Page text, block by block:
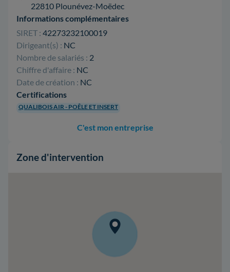
22810 Plounévez-Moëdec
Informations complémentaires
SIRET : 42273232100019
Dirigeant(s) : NC
Nombre de salariés : 2
Chiffre d'affaire : NC
Date de création : NC
Certifications
QUALIBOIS AIR - POÊLE ET INSERT
C'est mon entreprise
Zone d'intervention